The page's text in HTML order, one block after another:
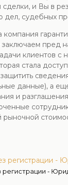
и Вы в
судебных
заключаем пред
клиентов с
стала
сведения
данные), а
и
регистрации -
регистрации -